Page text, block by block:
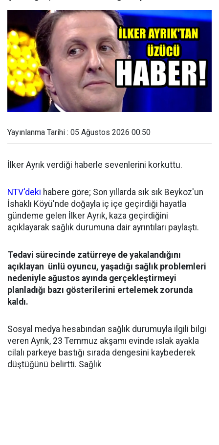
Yayınlanma Tarihi : 05 Ağustos 2026 00:50
İlker Ayrık verdiği haberle sevenlerini korkuttu.
NTV'deki habere göre; Son yıllarda sık sık Beykoz'un
İshaklı Köyü'nde doğayla iç içe geçirdiği hayatla
gündeme gelen İlker Ayrık, kaza geçirdiğini
açıklayarak sağlık durumuna dair ayrıntıları paylaştı.
Tedavi sürecinde zatürreye de yakalandığını
açıklayan ünlü oyuncu, yaşadığı sağlık problemleri
nedeniyle ağustos ayında gerçekleştirmeyi
planladığı bazı gösterilerini ertelemek zorunda
kaldı.
Sosyal medya hesabından sağlık durumuyla ilgili bilgi
veren Ayrık, 23 Temmuz akşamı evinde ıslak ayakla
cilalı parkeye bastığı sırada dengesini kaybederek
düştüğünü belirtti. Sağlık